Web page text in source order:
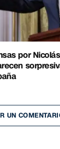
por
UN